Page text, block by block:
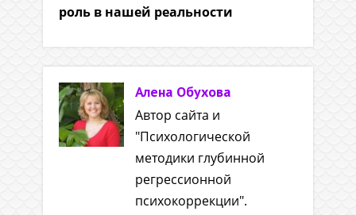
роль в нашей реальности
Алена Обухова
Автор сайта и
"Психологической
методики глубинной
регрессионной
психокоррекции".